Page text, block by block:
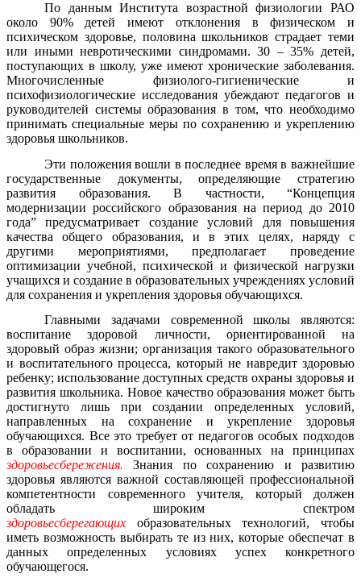
По данным Института возрастной физиологии РАО
около 90% детей имеют отклонения в физическом и
психическом здоровье, половина школьников страдает теми
или иными невротическими синдромами. 30 – 35% детей,
поступающих в школу, уже имеют хронические заболевания.
Многочисленные физиолого-гигиенические и
психофизиологические исследования убеждают педагогов и
руководителей системы образования в том, что необходимо
принимать специальные меры по сохранению и укреплению
здоровья школьников.
Эти положения вошли в последнее время в важнейшие
государственные документы, определяющие стратегию
развития образования. В частности, “Концепция
модернизации российского образования на период до 2010
года” предусматривает создание условий для повышения
качества общего образования, и в этих целях, наряду с
другими мероприятиями, предполагает проведение
оптимизации учебной, психической и физической нагрузки
учащихся и создание в образовательных учреждениях условий
для сохранения и укрепления здоровья обучающихся.
Главными задачами современной школы являются:
воспитание здоровой личности, ориентированной на
здоровый образ жизни; организация такого образовательного
и воспитательного процесса, который не навредит здоровью
ребенку; использование доступных средств охраны здоровья и
развития школьника. Новое качество образования может быть
достигнуто лишь при создании определенных условий,
направленных на сохранение и укрепление здоровья
обучающихся. Все это требует от педагогов особых подходов
в образовании и воспитании, основанных на принципах
здоровьесбережения.
Знания по сохранению и развитию
здоровья являются важной составляющей профессиональной
компетентности современного учителя, который должен
обладать широким спектром
здоровьесберегающих образовательных технологий, чтобы
иметь возможность выбирать те из них, которые обеспечат в
данных определенных условиях успех конкретного
обучающегося.